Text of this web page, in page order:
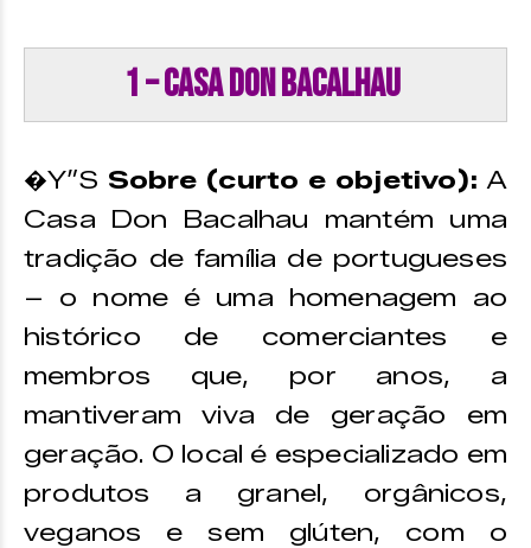
1 – Casa Don Bacalhau
�Y”S Sobre (curto e objetivo):A
Casa Don Bacalhau mantém uma
tradição de família de portugueses
– o nome é uma homenagem ao
histórico de comerciantes e
membros que, por anos, a
mantiveram viva de geração em
geração. O local é especializado em
produtos a granel, orgânicos,
veganos e sem glúten, com o